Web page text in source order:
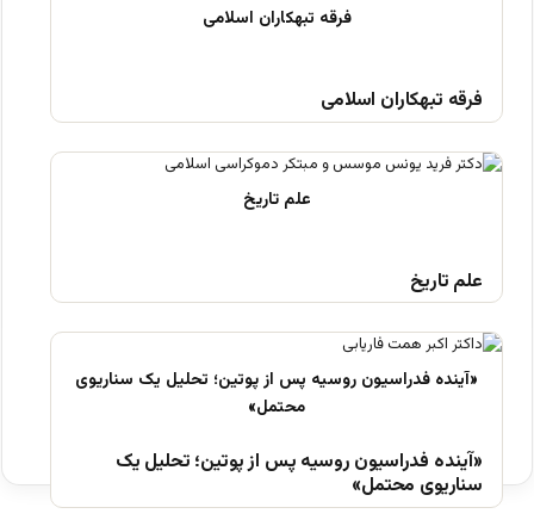
فرقه تبهکاران اسلامی
علم تاریخ
«آینده فدراسیون روسیه پس از پوتین؛ تحلیل یک
سناریوی محتمل»